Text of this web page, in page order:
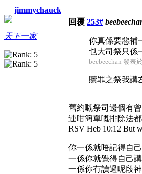
jimmychauck
天下一家
回覆 253#
你真係要惡補
乜大司祭只係
beebeechan 發表
贖罪之祭我講
舊約嘅祭司邊個有
連咁簡單嘅排除法
RSV Heb 10:12 But
你一係就唔記得自
一係你就覺得自己
一係你冇讀過呢段神